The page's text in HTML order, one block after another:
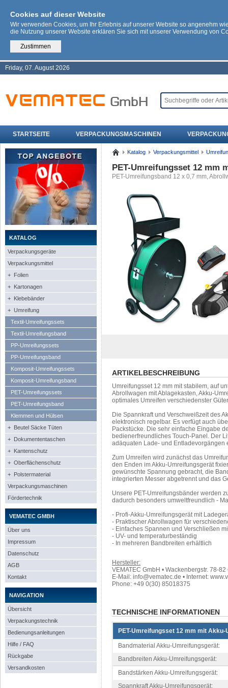
Cookies auf dieser Website
Wir verwenden Cookies, um Ihr Erlebnis auf unserer Website so angenehm
die Nutzung unserer Website erklären Sie sich mit unserer Verwendung von
Zustimmen
Friday, 07. August 2026
STARTSEITE VERPACKUNGSMASCHINEN
KATALOG
Verpackungsgeräte
Verpackungsmittel
+ Folien
+ Kartonagen
+ Klebebänder
+ Umreifung
Textil-Umreifungssets
Textil-Umreifungsband
PP-Umreifungssets
PP-Umreifungsband
Komposit-Umreifungssets
Komposit-Umreifungsband
PET-Umreifungssets
PET-Umreifungsband
Klemmen und Hülsen
+ Beutel Säcke Tüten
+ Dokumententaschen
+ Kantenschutz
+ Oberflächenschutz
+ Polstermaterial
Verpackungsmaschinen
Fördertechnik
VEMATEC GMBH
Über uns
Impressum
Datenschutz
AGB
Kontakt
NAVIGATION
Übersicht
Verpackungstechnik
Bedienungsanleitungen
Hilfe / FAQ
Rückgabe
Versandkosten
Katalog Verpackungsmittel
PET-Umreifungsset 12 mm
PET-Umreifungsband 12 x 0,7 mm,
ARTIKELBESCHREIBUNG
Umreifungsset 12 mm mit stabilem, auf
Abrollwagen mit Ablagekasten, Akku-
optimales Umreifen verschiedenster
Die Spannkraft und Verschweißzeit des
elektronisch regelbar. Es verfügt auch
Packstücke. Die sehr einfache Eingabe
bedienerfreundliches Touch-Panel. Der
adäquaten Lade- und
Zum Umreifen wird zunächst das
den Enden im Akku-Umreifungsgerät
gewünschte Spannung gebracht, die
integrierten Messer abgetrennt und das
Unsere PET-Umreifungsbänder werden
dadurch besonders umweltfreundlich -
- Profi-Akku-Umreifungsgerät mit
- Praktischer Abrollwagen für
- Einfaches Spannen und Verschließen
- UV- und temperaturbeständig
- In mehreren Bandbreiten erhältlich
Hersteller:
VEMATEC GmbH • Wackenbergstr. 78-
E-Mail: info@vematec.de • Internet:
Phone: +49 0(30) 85018375
TECHNISCHE INFORMATIONEN
PET-Umreifungsset 12 mm mit
Bandmaterial Akku-Umreifungsgerät:
Bandbreiten Akku-Umreifungsgerät:
Bandstärken Akku-Umreifungsgerät:
Spannkraft Akku-Umreifungsgerät: